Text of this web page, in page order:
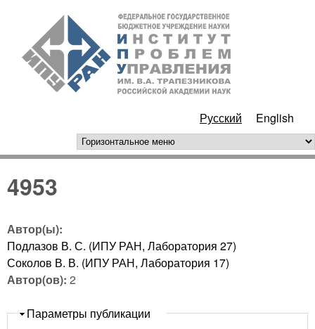
Перейти к основному
содержанию
РАН
Русский English
горизонтальное меню
4953
Автор(ы):
Подлазов В. С. (ИПУ РАН, Лаборатория 27)
Соколов В. В. (ИПУ РАН, Лаборатория 17)
Автор(ов): 2
Скрыть
Параметры публикации